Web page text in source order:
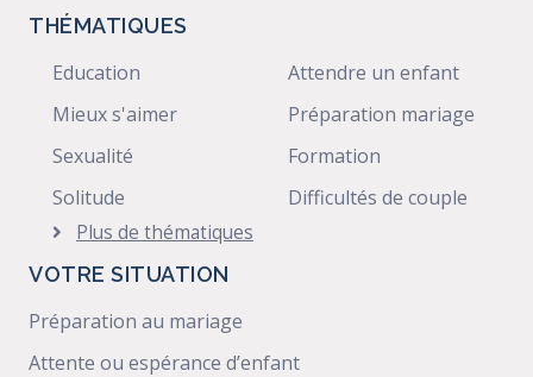
THÉMATIQUES
Education
Mieux s'aimer
Sexualité
Solitude
Attendre un enfant
Préparation mariage
Formation
Difficultés de couple
Plus de thématiques
VOTRE SITUATION
Préparation au mariage
Attente ou espérance d’enfant